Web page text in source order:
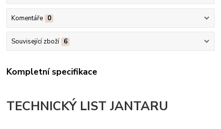
Komentáře 0
Související zboží 6
Kompletní specifikace
TECHNICKÝ LIST JANTARU